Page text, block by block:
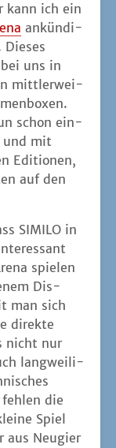
kann ich ein
ankün­di­
uns in
mitt­ler­wei­
schon ein­
und mit
Edi­tio­nen,
auf den
SIMILO in
spie­len
Dis­
man sich
direk­te
nicht nur
lang­wei­li­
die
Spiel
aus Neu­gier